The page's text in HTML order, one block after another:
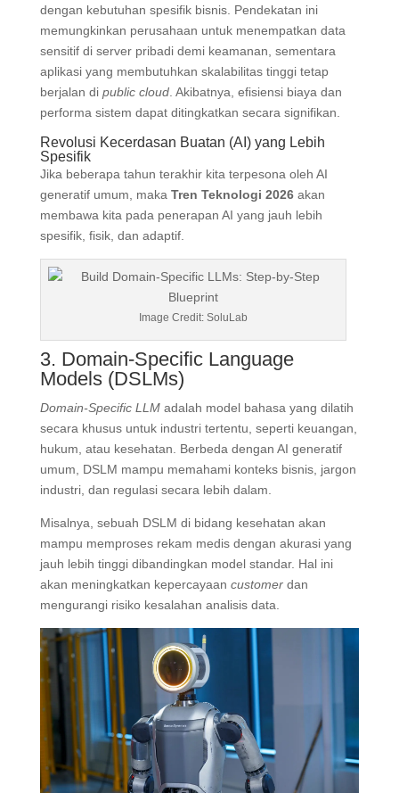
dengan kebutuhan spesifik bisnis. Pendekatan ini
memungkinkan perusahaan untuk menempatkan data
sensitif di server pribadi demi keamanan, sementara
aplikasi yang membutuhkan skalabilitas tinggi tetap
berjalan di public cloud. Akibatnya, efisiensi biaya dan
performa sistem dapat ditingkatkan secara signifikan.
Revolusi Kecerdasan Buatan (AI) yang Lebih
Spesifik
Jika beberapa tahun terakhir kita terpesona oleh AI
generatif umum, maka Tren Teknologi 2026akan
membawa kita pada penerapan AI yang jauh lebih
spesifik, fisik, dan adaptif.
Image Credit: SoluLab
3. Domain-Specific Language
Models (DSLMs)
Domain-Specific LLM adalah model bahasa yang dilatih
secara khusus untuk industri tertentu, seperti keuangan,
hukum, atau kesehatan
Berbeda dengan AI generatif
umum, DSLM mampu memahami konteks bisnis, jargon
industri, dan regulasi secara lebih dalam.
Misalnya, sebuah DSLM di bidang kesehatan akan
mampu memproses rekam medis dengan akurasi yang
jauh lebih tinggi dibandingkan model standar. Hal ini
akan meningkatkan kepercayaan customerdan
mengurangi risiko kesalahan analisis data.